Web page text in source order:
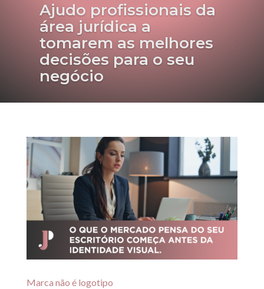
Ajudo profissionais da
área jurídica a
tomarem as melhores
decisões para o seu
negócio
Marca não é logotipo